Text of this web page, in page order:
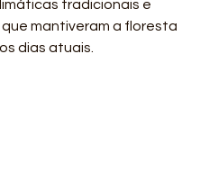
tradicionais e
mantiveram a floresta
dias atuais.